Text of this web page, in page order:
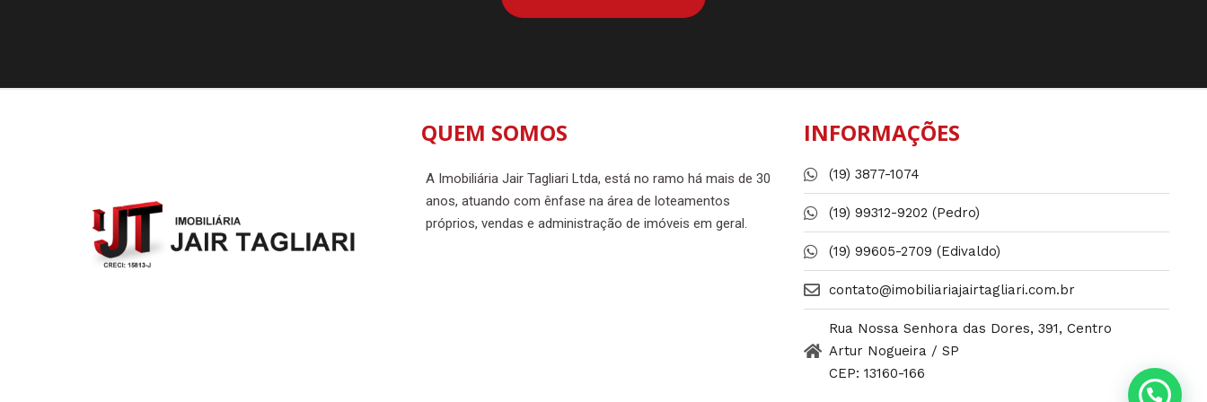
QUEM SOMOS
A Imobiliária Jair Tagliari Ltda, está no ramo há mais de 30
anos, atuando com ênfase na área de loteamentos
próprios, vendas e administração de imóveis em geral.
INFORMAÇÕES
(19) 3877-1074
(19) 99312-9202 (Pedro)
(19) 99605-2709 (Edivaldo)
contato@imobiliariajairtagliari.com.br​
Rua Nossa Senhora das Dores, 391, Centro
Artur Nogueira / SP
CEP: 13160-166